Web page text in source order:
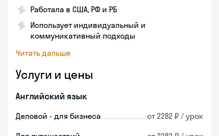
Работала в США, РФ и РБ
Использует индивидуальный и
коммуникативный подходы
Читать дальше
Услуги и цены
Английский язык
Деловой - для бизнеса от 2282 ₽ / урок